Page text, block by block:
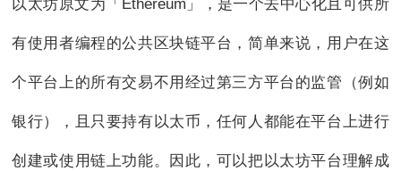
以太坊原文为「Ethereum」，是一个去中心化且可供所
有使用者编程的公共区块链平台，简单来说，用户在这
个平台上的所有交易不用经过第三方平台的监管（例如
银行），且只要持有以太币，任何人都能在平台上进行
创建或使用链上功能。因此，可以把以太坊平台理解成